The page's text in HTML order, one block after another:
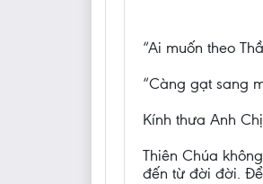
“Ai muốn theo
“Càng gạt sang
Kính thưa Anh
Thiên Chúa
đến từ đời đời. Để